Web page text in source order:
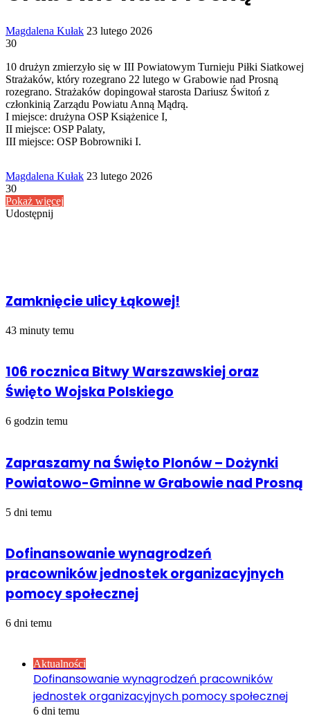
Magdalena Kułak Send
23 lutego 2026
30
10 drużyn zmierzyło się w III Powiatowym Turnieju Piłki Siatkowej
Strażaków, który rozegrano 22 lutego w Grabowie nad Prosną
rozegrano. Strażaków dopingował starosta Dariusz Świtoń z
członkinią Zarządu Powiatu Anną Mądrą.
I miejsce: drużyna OSP Książenice I,
II miejsce: OSP Palaty,
III miejsce: OSP Bobrowniki I.
Magdalena Kułak Send
23 lutego 2026
30
Pokaż więcej
Udostępnij
Zamknięcie ulicy Łąkowej!
43 minuty temu
106 rocznica Bitwy Warszawskiej oraz
Święto Wojska Polskiego
6 godzin temu
Zapraszamy na Święto Plonów – Dożynki
Powiatowo-Gminne w Grabowie nad Prosną
5 dni temu
Dofinansowanie wynagrodzeń
pracowników jednostek organizacyjnych
pomocy społecznej
6 dni temu
Aktualności
Dofinansowanie wynagrodzeń pracowników
jednostek organizacyjnych pomocy społecznej
6 dni temu